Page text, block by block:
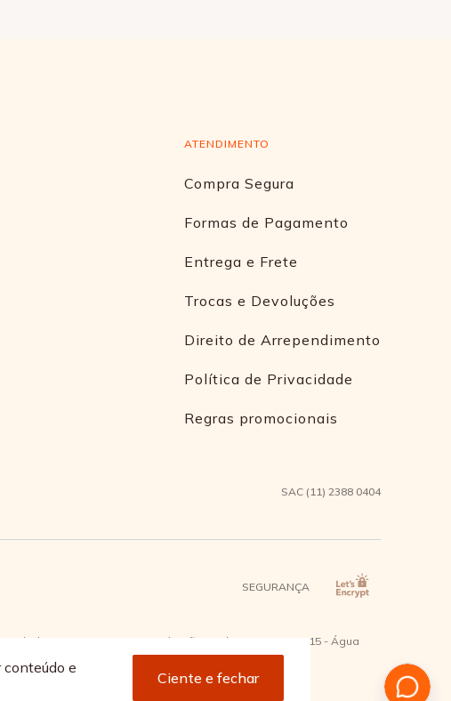
e
Ciente e fechar
ATENDIMENTO
Compra Segura
Formas de Pagamento
Entrega e Frete
Trocas e Devoluções
Direito de Arrependimento
Política de Privacidade
Regras promocionais
SAC (11) 2388 0404
SEGURANÇA
2 - Bairro Capuava Mauá - São Paulo, CEP: 09380-115 - Água